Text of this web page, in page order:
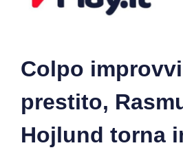
Colpo
prestito,
Hojlund torna